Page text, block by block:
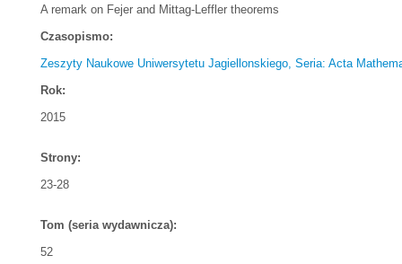
A remark on Fejer and Mittag-Leffler theorems
Czasopismo:
Zeszyty Naukowe Uniwersytetu Jagiellonskiego, Seria: Acta
Rok:
2015
Strony:
23-28
Tom (seria wydawnicza):
52